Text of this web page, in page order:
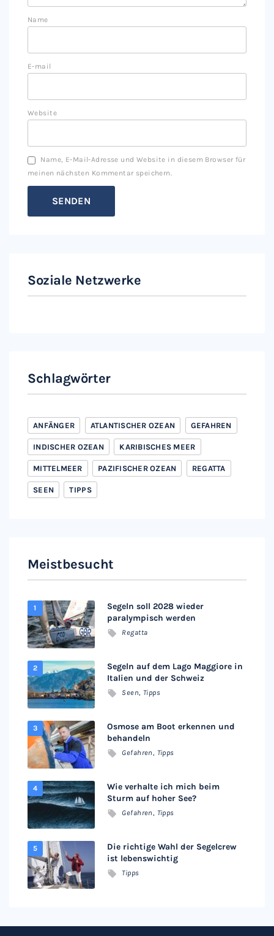
Name
E-mail
Website
Name, E-Mail-Adresse und Website in diesem Browser für
meinen nächsten Kommentar speichern.
Soziale Netzwerke
Schlagwörter
ANFÄNGER ATLANTISCHER OZEAN GEFAHREN
INDISCHER OZEAN KARIBISCHES MEER
MITTELMEER PAZIFISCHER OZEAN REGATTA
SEEN TIPPS
Meistbesucht
Segeln soll 2028 wieder
paralympisch werden
Regatta
Segeln auf dem Lago Maggiore in
Italien und der Schweiz
Seen, Tipps
Osmose am Boot erkennen und
behandeln
Gefahren, Tipps
Wie verhalte ich mich beim
Sturm auf hoher See?
Gefahren, Tipps
Die richtige Wahl der Segelcrew
ist lebenswichtig
Tipps